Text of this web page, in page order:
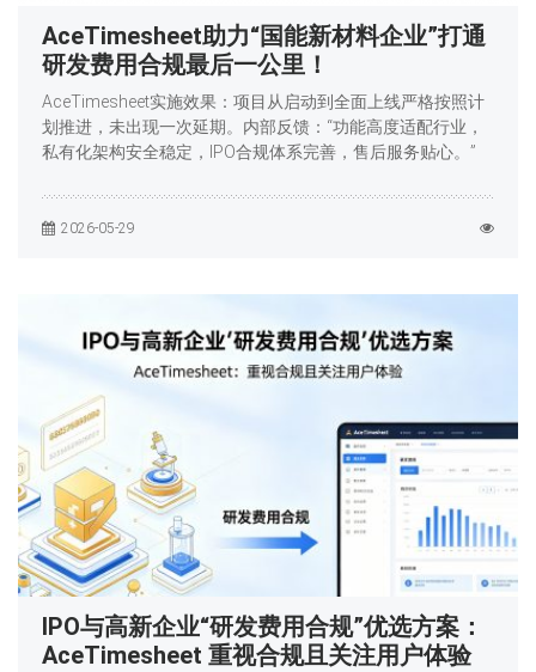
AceTimesheet助力“国能新材料企业”打通
研发费用合规最后一公里！
AceTimesheet实施效果：项目从启动到全面上线严格按照计
划推进，未出现一次延期。内部反馈：“功能高度适配行业，
私有化架构安全稳定，IPO合规体系完善，售后服务贴心。”
2026-05-29
IPO与高新企业“研发费用合规”优选方案：
AceTimesheet 重视合规且关注用户体验